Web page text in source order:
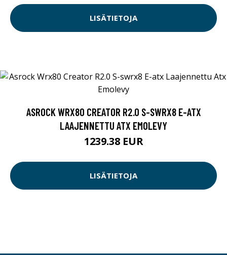
LISÄTIETOJA
ASROCK WRX80 CREATOR R2.0 S-SWRX8 E-ATX
LAAJENNETTU ATX EMOLEVY
1239.38 EUR
LISÄTIETOJA